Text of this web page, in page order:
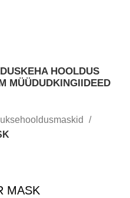
KEHA HOOLDUS
MÜÜDUDKINGIIDEED
MASK